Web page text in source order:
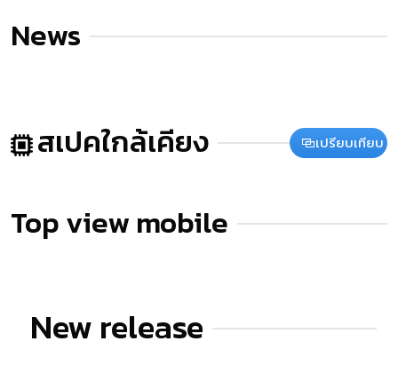
News
สเปคใกล้เคียง เปรียบเทียบ
Top view mobile
New release